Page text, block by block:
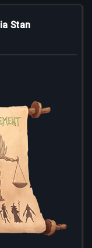
Stan